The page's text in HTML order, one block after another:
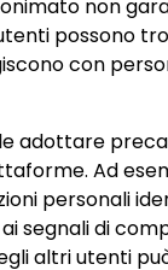
non
possono
con
adottare
Ad
personali
segnali di
altri utenti